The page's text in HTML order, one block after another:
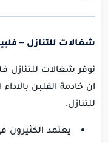
شغالات للتنازل –
نوفر شغالات للتنازل
ان خادمة الفلبن
للتنازل.
يعتمد الكثيرون